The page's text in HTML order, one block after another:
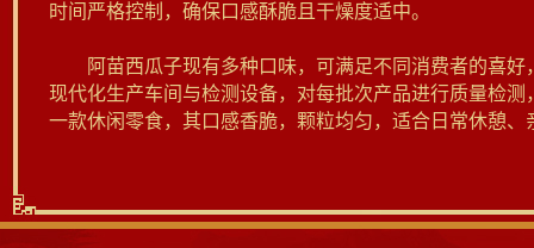
时间严格控制，确保口感酥脆且干燥度适中。
阿苗西瓜子现有多种口味，可满足不同消费者的喜好
现代化生产车间与检测设备，对每批次产品进行质量检
一款休闲零食，其口感香脆，颗粒均匀，适合日常休憩、